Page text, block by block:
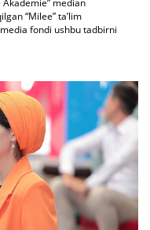
median
“Milee” ta’lim
fondi ushbu tadbirni